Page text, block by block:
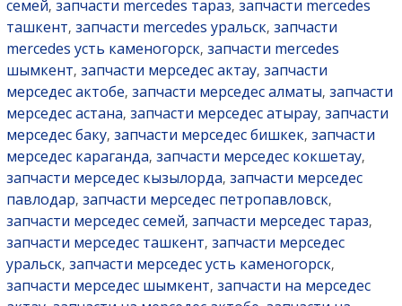
семей, запчасти mercedes тараз, запчасти mercedes
ташкент, запчасти mercedes уральск, запчасти
mercedes усть каменогорск, запчасти mercedes
шымкент, запчасти мерседес актау, запчасти
мерседес актобе, запчасти мерседес алматы, запчасти
мерседес астана, запчасти мерседес атырау, запчасти
мерседес баку, запчасти мерседес бишкек, запчасти
мерседес караганда, запчасти мерседес кокшетау,
запчасти мерседес кызылорда, запчасти мерседес
павлодар, запчасти мерседес петропавловск,
запчасти мерседес семей, запчасти мерседес тараз,
запчасти мерседес ташкент, запчасти мерседес
уральск, запчасти мерседес усть каменогорск,
запчасти мерседес шымкент, запчасти на мерседес